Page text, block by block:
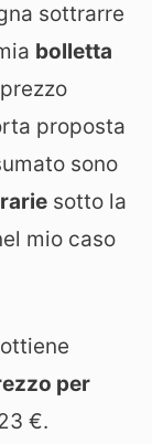
sottrarre
bolletta
proposta
sono
sotto la
mio caso
per
€.